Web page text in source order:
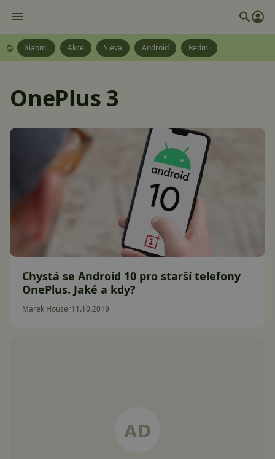
Xiaomi Akce Sleva Android Redmi
OnePlus 3
Chystá se Android 10 pro starší telefony
OnePlus. Jaké a kdy?
Marek Houser11.10.2019